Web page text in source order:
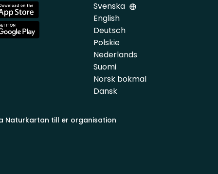
Svenska
English
Deutsch
Polskie
Nederlands
Suomi
Norsk bokmal
Dansk
Naturkartan till er organisation